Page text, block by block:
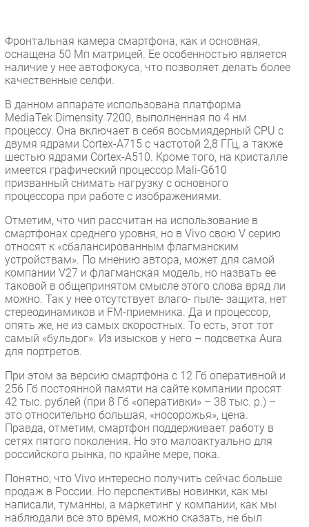
Фронтальная камера смартфона, как и основная,
оснащена 50 Мп матрицей. Ее особенностью является
наличие у нее автофокуса, что позволяет делать более
качественные селфи.
В данном аппарате использована платформа
MediaTek Dimensity 7200, выполненная по 4 нм
процессу. Она включает в себя восьмиядерный CPU с
двумя ядрами Cortex-A715 с частотой 2,8 ГГц, а также
шестью ядрами Cortex-A510. Кроме того, на кристалле
имеется графический процессор Mali-G610
призванный снимать нагрузку с основного
процессора при работе с изображениями.
Отметим, что чип рассчитан на использование в
смартфонах среднего уровня, но в Vivo свою V серию
относят к «сбалансированным флагманским
устройствам». По мнению автора, может для самой
компании V27 и флагманская модель, но назвать ее
таковой в общепринятом смысле этого слова вряд ли
можно. Так у нее отсутствует влаго- пыле- защита, нет
стереодинамиков и FM-приемника. Да и процессор,
опять же, не из самых скоростных. То есть, этот тот
самый «бульдог». Из изысков у него – подсветка Aura
для портретов.
При этом за версию смартфона с 12 Гб оперативной и
256 Гб постоянной памяти на сайте компании просят
42 тыс. рублей (при 8 Гб «оперативки» – 38 тыс. р.) –
это относительно большая, «носорожья», цена.
Правда, отметим, смартфон поддерживает работу в
сетях пятого поколения. Но это малоактуально для
российского рынка, по крайне мере, пока.
Понятно, что Vivo интересно получить сейчас больше
продаж в России. Но перспективы новинки, как мы
написали, туманны, а маркетинг у компании, как мы
наблюдали все это время, можно сказать, не был